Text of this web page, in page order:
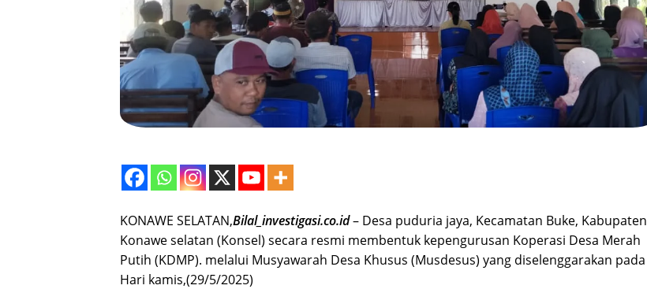
KONAWE SELATAN,Bilal_investigasi.co.id– Desa puduria jaya, Kecamatan Buke, Kabupaten
Konawe selatan (Konsel) secara resmi membentuk kepengurusan Koperasi Desa Merah
Putih (KDMP). melalui Musyawarah Desa Khusus (Musdesus) yang diselenggarakan pada
Hari kamis,(29/5/2025)